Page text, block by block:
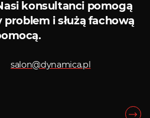
konsultanci pomogą
problem i służą fachową
salon@dynamica.pl